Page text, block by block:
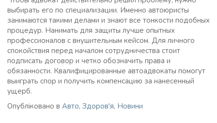
выбирать его по специализации. Именно автоюристы
занимаются такими делами и знают все тонкости подобных
процедур. Нанимать для защиты лучше опытных
профессионалов с внушительным кейсом. Для личного
спокойствия перед началом сотрудничества стоит
подписать договор и четко обозначить права и
обязанности. Квалифицированные автоадвокаты помогут
выиграть спор и получить компенсацию за нанесенный
ущерб.
Опубліковано в Авто, Здоров'я, Новини